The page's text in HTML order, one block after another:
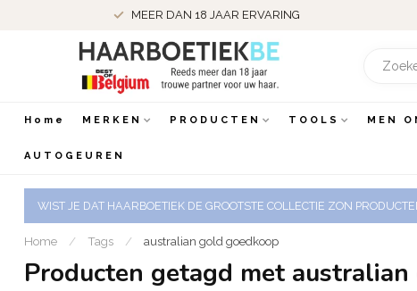
MEER DAN 18 JAAR ERVARING
Home MERKEN PRODUCTEN TOOLS MEN
AUTOGEUREN
WIST JE DAT HAARBOETIEK DE GROOTSTE COLLECTIE ZON
Home / Tags / australian gold goedkoop
Producten getagd met